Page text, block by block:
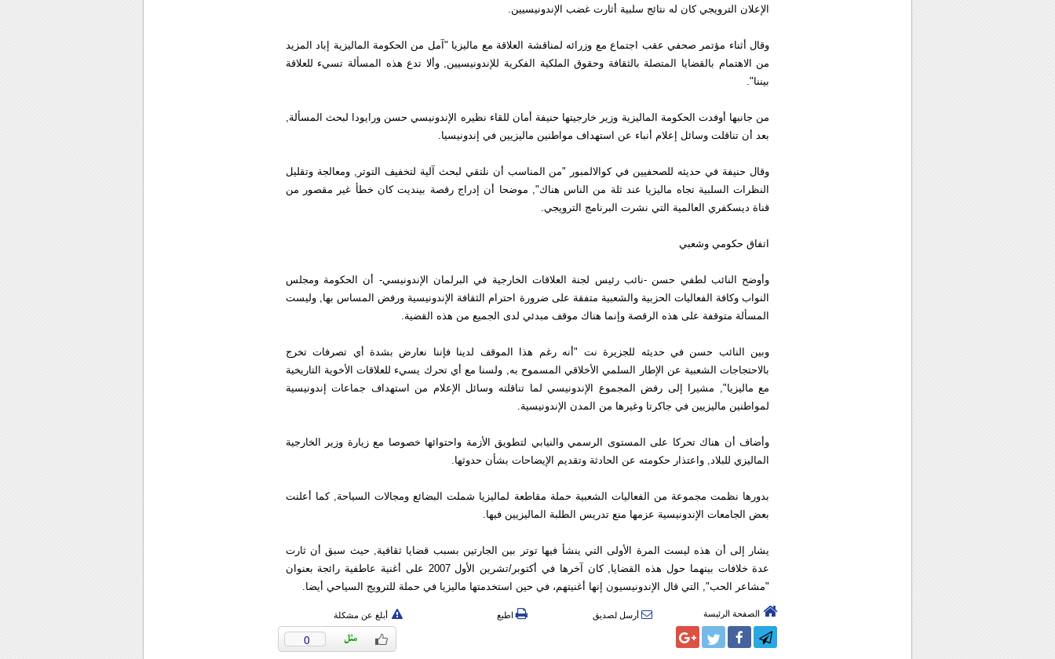
الإعلان الترويجي كان له نتائج سلبية أثارت غضب الإندونيسيين.
وقال أثناء مؤتمر صحفي عقب اجتماع مع وزرائه لمناقشة العلاقة مع ماليزيا "آمل من الحكومة الماليزية إباد المزيد
من الاهتمام بالقضايا المتصلة بالثقافة وحقوق الملكية الفكرية للإندونيسيين, وألا تدع هذه المسألة تسيء للعلاقة
بيننا".
من جانبها أوفدت الحكومة الماليزية وزير خارجيتها حنيفة أمان للقاء نظيره الإندونيسي حسن ورايودا لبحث المسألة,
بعد أن تناقلت وسائل إعلام أنباء عن استهداف مواطنين ماليزيين في إندونيسيا.
وقال حنيفة في حديثه للصحفيين في كوالالمبور "من المناسب أن نلتقي لبحث آلية لتخفيف التوتر, ومعالجة وتقليل
النظرات السلبية تجاه ماليزيا عند ثلة من الناس هناك", موضحا أن إدراج رقصة بينديت كان خطأ غير مقصور من
قناة ديسكفري العالمية التي نشرت البرنامج الترويجي.
اتفاق حكومي وشعبي
وأوضح النائب لطفي حسن -نائب رئيس لجنة العلاقات الخارجية في البرلمان الإندونيسي- أن الحكومة ومجلس
النواب وكافة الفعاليات الحزبية والشعبية متفقة على ضرورة احترام الثقافة الإندونيسية ورفض المساس بها, وليست
المسألة متوقفة على هذه الرقصة وإنما هناك موقف مبدئي لدى الجميع من هذه القضية.
وبين النائب حسن في حديثه للجزيرة نت "أنه رغم هذا الموقف لدينا فإننا نعارض بشدة أي تصرفات تخرج
بالاحتجاجات الشعبية عن الإطار السلمي الأخلاقي المسموح به, ولسنا مع أي تحرك يسيء للعلاقات الأخوية التاريخية
مع ماليزيا", مشيرا إلى رفض المجموع الإندونيسي لما تناقلته وسائل الإعلام من استهداف جماعات إندونيسية
لمواطنين ماليزيين في جاكرتا وغيرها من المدن الإندونيسية.
وأضاف أن هناك تحركا على المستوى الرسمي والنيابي لتطويق الأزمة واحتوائها خصوصا مع زيارة وزير الخارجية
الماليزي للبلاد, واعتذار حكومته عن الحادثة وتقديم الإيضاحات بشأن حدوثها.
بدورها نظمت مجموعة من الفعاليات الشعبية حملة مقاطعة لماليزيا شملت البضائع ومجالات السياحة, كما أعلنت
بعض الجامعات الإندونيسية عزمها منع تدريس الطلبة الماليزيين فيها.
يشار إلى أن هذه ليست المرة الأولى التي ينشأ فيها توتر بين الجارتين بسبب قضايا ثقافية, حيث سبق أن ثارت
عدة خلافات بينهما حول هذه القضايا, كان آخرها في أكتوبر/تشرين الأول 2007 على أغنية عاطفية رائجة بعنوان
"مشاعر الحب", التي قال الإندونيسيون إنها أغنيتهم، في حين استخدمتها ماليزيا في حملة للترويج السياحي أيضا.
الصفحة الرئيسة أرسل لصديق اطبع أبلغ عن مشكلة
0